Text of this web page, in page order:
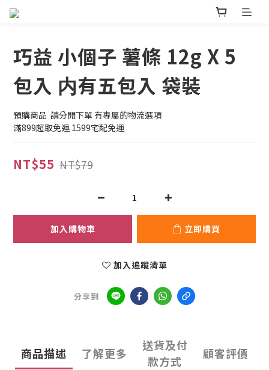
巧益 小個子 薯條 12g X 5
包入 内有五包入 袋裝
預購商品  請分開下單 有專屬的物流選項
滿899超取免運 1599宅配免運
NT$55 NT$79
加入購物車 立即購買
加入追蹤清單
分享到
商品描述 了解更多
送貨及付
款方式
顧客評價